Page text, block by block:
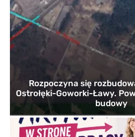
Rozpoczyna się
Ostrołęki-Goworki-Ławy.
budowy